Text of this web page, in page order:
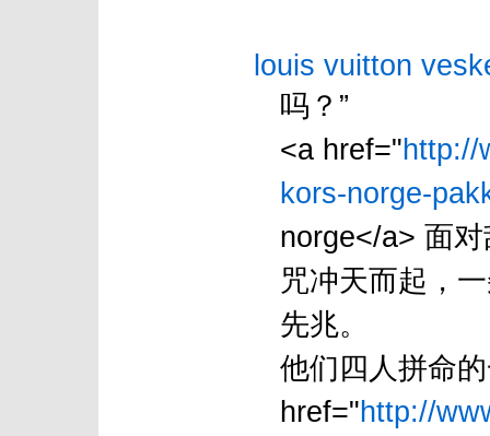
louis vuitton
吗？”
<a href="http://
kors-norge-
norge</a> 面
咒冲天而起，
先兆。
他们四人拼命
href="http://